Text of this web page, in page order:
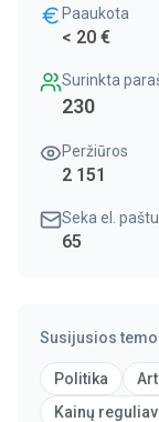
Paaukota
< 20 €
Surinkta
230
Peržiūros
2 151
Seka el. paštu
65
Susijusios
Politika
Kainų